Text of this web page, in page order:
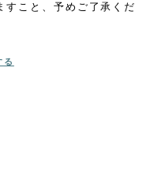
すこと、予めご了承くだ
る